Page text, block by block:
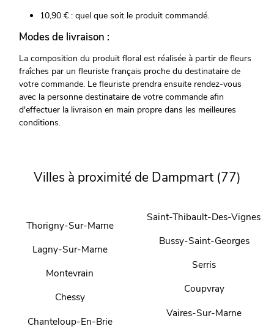
10,90 € : quel que soit le produit commandé.
Modes de livraison :
La composition du produit floral est réalisée à partir de fleurs
fraîches par un fleuriste français proche du destinataire de
votre commande. Le fleuriste prendra ensuite rendez-vous
avec la personne destinataire de votre commande afin
d'effectuer la livraison en main propre dans les meilleures
conditions.
Villes à proximité de Dampmart (77)
Thorigny-Sur-Marne
Lagny-Sur-Marne
Montevrain
Chessy
Chanteloup-En-Brie
Saint-Thibault-Des-Vignes
Bussy-Saint-Georges
Serris
Coupvray
Vaires-Sur-Marne